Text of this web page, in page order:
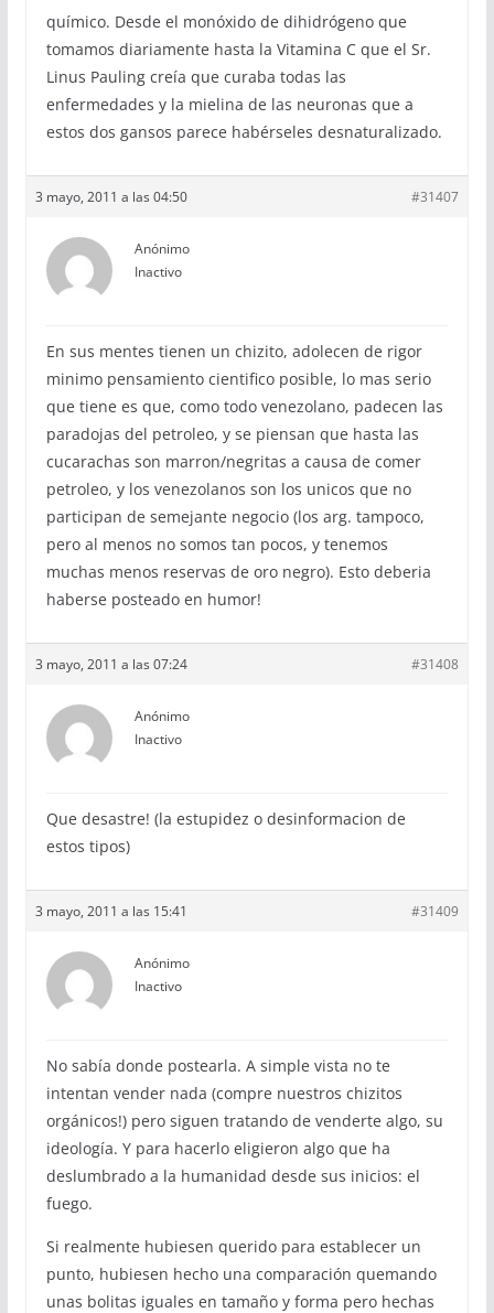
químico. Desde el monóxido de dihidrógeno que
tomamos diariamente hasta la Vitamina C que el Sr.
Linus Pauling creía que curaba todas las
enfermedades y la mielina de las neuronas que a
estos dos gansos parece habérseles desnaturalizado.
3 mayo, 2011 a las 04:50 #31407
Anónimo
Inactivo
En sus mentes tienen un chizito, adolecen de rigor
minimo pensamiento cientifico posible, lo mas serio
que tiene es que, como todo venezolano, padecen las
paradojas del petroleo, y se piensan que hasta las
cucarachas son marron/negritas a causa de comer
petroleo, y los venezolanos son los unicos que no
participan de semejante negocio (los arg. tampoco,
pero al menos no somos tan pocos, y tenemos
muchas menos reservas de oro negro). Esto deberia
haberse posteado en humor!
3 mayo, 2011 a las 07:24 #31408
Anónimo
Inactivo
Que desastre! (la estupidez o desinformacion de
estos tipos)
3 mayo, 2011 a las 15:41 #31409
Anónimo
Inactivo
No sabía donde postearla. A simple vista no te
intentan vender nada (compre nuestros chizitos
orgánicos!) pero siguen tratando de venderte algo, su
ideología. Y para hacerlo eligieron algo que ha
deslumbrado a la humanidad desde sus inicios: el
fuego.
Si realmente hubiesen querido para establecer un
punto, hubiesen hecho una comparación quemando
unas bolitas iguales en tamaño y forma pero hechas